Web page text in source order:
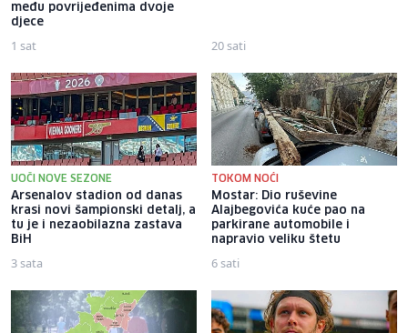
među povrijeđenima dvoje
djece
1 sat 20 sati
UOČI NOVE SEZONE
Arsenalov stadion od danas
krasi novi šampionski detalj, a
tu je i nezaobilazna zastava
BiH
3 sata
TOKOM NOĆI
Mostar: Dio ruševine
Alajbegovića kuće pao na
parkirane automobile i
napravio veliku štetu
6 sati